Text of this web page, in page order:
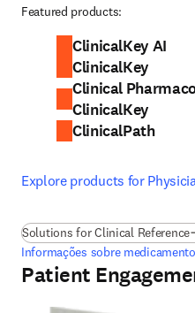
Featured products:
ClinicalKey AI
ClinicalKey
Clinical
ClinicalKey
ClinicalPath
Explore products for
Solutions for Clinical Reference
Informações sobre
Patient